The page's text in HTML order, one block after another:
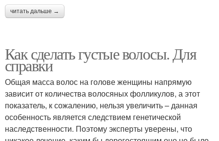
читать дальше →
Как сделать густые волосы. Для
справки
Общая масса волос на голове женщины напрямую
зависит от количества волосяных фолликулов, а этот
показатель, к сожалению, нельзя увеличить – данная
особенность является следствием генетической
наследственности. Поэтому эксперты уверены, что